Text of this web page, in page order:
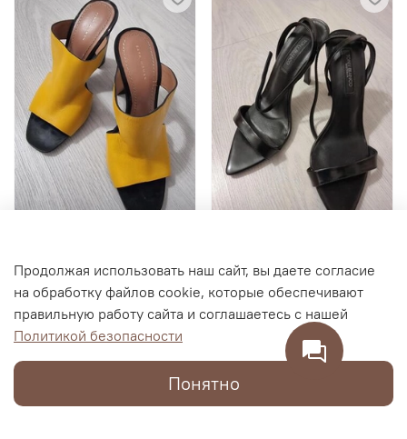
Женские босоножки
ZARA WOMAN, размер 35
4 500 RUB
Женские туфли TONY
BIANCO на шпильке,
размер 38
19 000 RUB
2 100 RUB
Продолжая использовать наш сайт, вы даете согласие
на обработку файлов cookie, которые обеспечивают
правильную работу сайта и соглашаетесь с нашей
Политикой безопасности
Понятно